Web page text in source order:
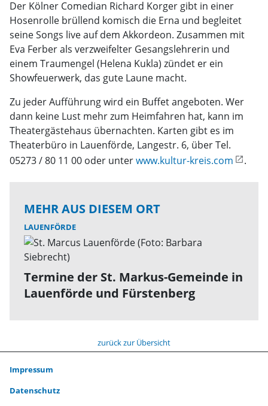
Der Kölner Comedian Richard Korger gibt in einer
Hosenrolle brüllend komisch die Erna und begleitet
seine Songs live auf dem Akkordeon. Zusammen mit
Eva Ferber als verzweifelter Gesangslehrerin und
einem Traumengel (Helena Kukla) zündet er ein
Showfeuerwerk, das gute Laune macht.
Zu jeder Aufführung wird ein Buffet angeboten. Wer
dann keine Lust mehr zum Heimfahren hat, kann im
Theatergästehaus übernachten. Karten gibt es im
Theaterbüro in Lauenförde, Langestr. 6, über Tel.
05273 / 80 11 00 oder unterwww.kultur-kreis.com .
MEHR AUS DIESEM ORT
LAUENFÖRDE
Termine der St. Markus-Gemeinde in
Lauenförde und Fürstenberg
zurück zur Übersicht
Impressum
Datenschutz